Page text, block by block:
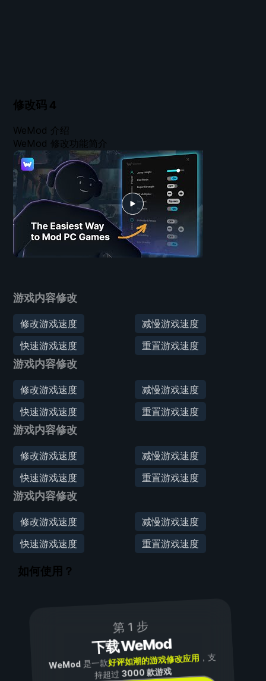
修改码 4
游戏内容修改
修改游戏速度
减慢游戏速度
快速游戏速度
重置游戏速度
游戏内容修改
修改游戏速度
减慢游戏速度
快速游戏速度
重置游戏速度
游戏内容修改
修改游戏速度
减慢游戏速度
快速游戏速度
重置游戏速度
游戏内容修改
修改游戏速度
减慢游戏速度
快速游戏速度
重置游戏速度
WeMod 介绍
WeMod 修改功能简介
如何使用？
第 1 步
下载 WeMod
WeMod是一款好评如潮的游戏修改应用 ，支
持超过3000 款游戏